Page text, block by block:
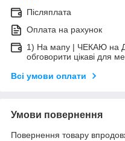
Післяплата
Оплата на рахунок
1) На мапу | ЧЕКАЮ на
обговорити цікаві для
Всі умови оплати
Умови повернення
Повернення товару